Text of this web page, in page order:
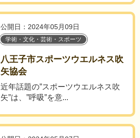
公開日：2024年05月09日
学術・文化・芸術・スポーツ
八王子市スポーツウエルネス吹
矢協会
近年話題の”スポーツウエルネス吹
矢”は、”呼吸”を意...